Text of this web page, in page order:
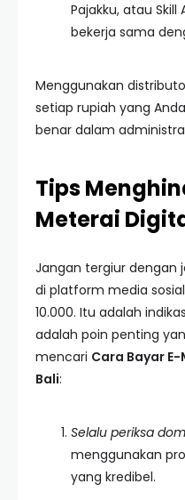
Pajakku, atau
bekerja sama
Menggunakan
setiap rupiah yang
benar dalam
Tips
Meterai
Jangan tergiur dengan
di platform media
10.000. Itu adalah
adalah poin penting
mencari Cara Bayar
Bali:
Selalu periksa
menggunakan
yang kredibel.